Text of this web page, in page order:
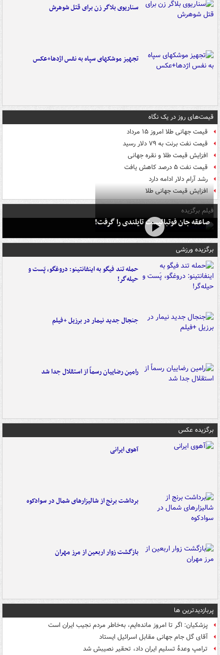
سناریوی بلاگر زن برای قتل شوهرش
تجهیز موشکهای سپاه به نفس اژدها+عکس
قیمت‌های روز در یک نگاه
قیمت جهانی طلا امروز ۱۵ مرداد
قیمت نفت برنت به ۷۹ دلار رسید
افزایش قیمت طلا و نقره جهانی
قیمت نفت ۵ درصد کاهش یافت
رشد آرام دلار ادامه دارد
افزایش قیمت جهانی طلا
فیلم برگزیده
صاعقه جان فوتبالیست تایلندی را گرفت!
برگزیده ورزشی
حمله تند فیگو به اینفانتینو: دروغگو، پَست‌ و
حیله‌گر!
جنجال جدید نیمار در برزیل +فیلم
رامین رضاییان رسماً از استقلال جدا شد
برگزیده عکس
آهوی ایرانی
برداشت برنج از شالیزارهای شمال در سوادکوه
بازگشت زوار اربعین از مرز مهران
پربازدیدترین ها
پزشکیان: اگر تا امروز مانده‌ایم، به‌خاطر مردم نجیب ایران است
آقای گل جام جهانی مقابل اسرائیل ایستاد
ترامپ وعدۀ تسلیم ایران داد، تحقیر نصیبش شد